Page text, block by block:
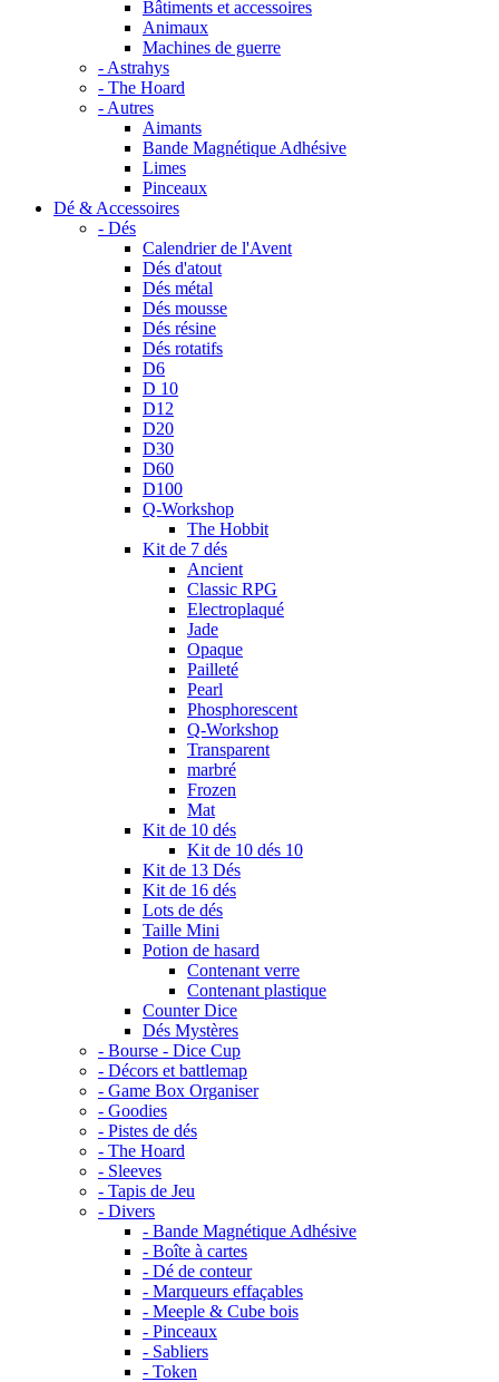
Bâtiments et accessoires
Animaux
Machines de guerre
- Astrahys
- The Hoard
- Autres
Aimants
Bande Magnétique Adhésive
Limes
Pinceaux
Dé & Accessoires
- Dés
Calendrier de l'Avent
Dés d'atout
Dés métal
Dés mousse
Dés résine
Dés rotatifs
D6
D 10
D12
D20
D30
D60
D100
Q-Workshop
The Hobbit
Kit de 7 dés
Ancient
Classic RPG
Electroplaqué
Jade
Opaque
Pailleté
Pearl
Phosphorescent
Q-Workshop
Transparent
marbré
Frozen
Mat
Kit de 10 dés
Kit de 10 dés 10
Kit de 13 Dés
Kit de 16 dés
Lots de dés
Taille Mini
Potion de hasard
Contenant verre
Contenant plastique
Counter Dice
Dés Mystères
- Bourse - Dice Cup
- Décors et battlemap
- Game Box Organiser
- Goodies
- Pistes de dés
- The Hoard
- Sleeves
- Tapis de Jeu
- Divers
- Bande Magnétique Adhésive
- Boîte à cartes
- Dé de conteur
- Marqueurs effaçables
- Meeple & Cube bois
- Pinceaux
- Sabliers
- Token